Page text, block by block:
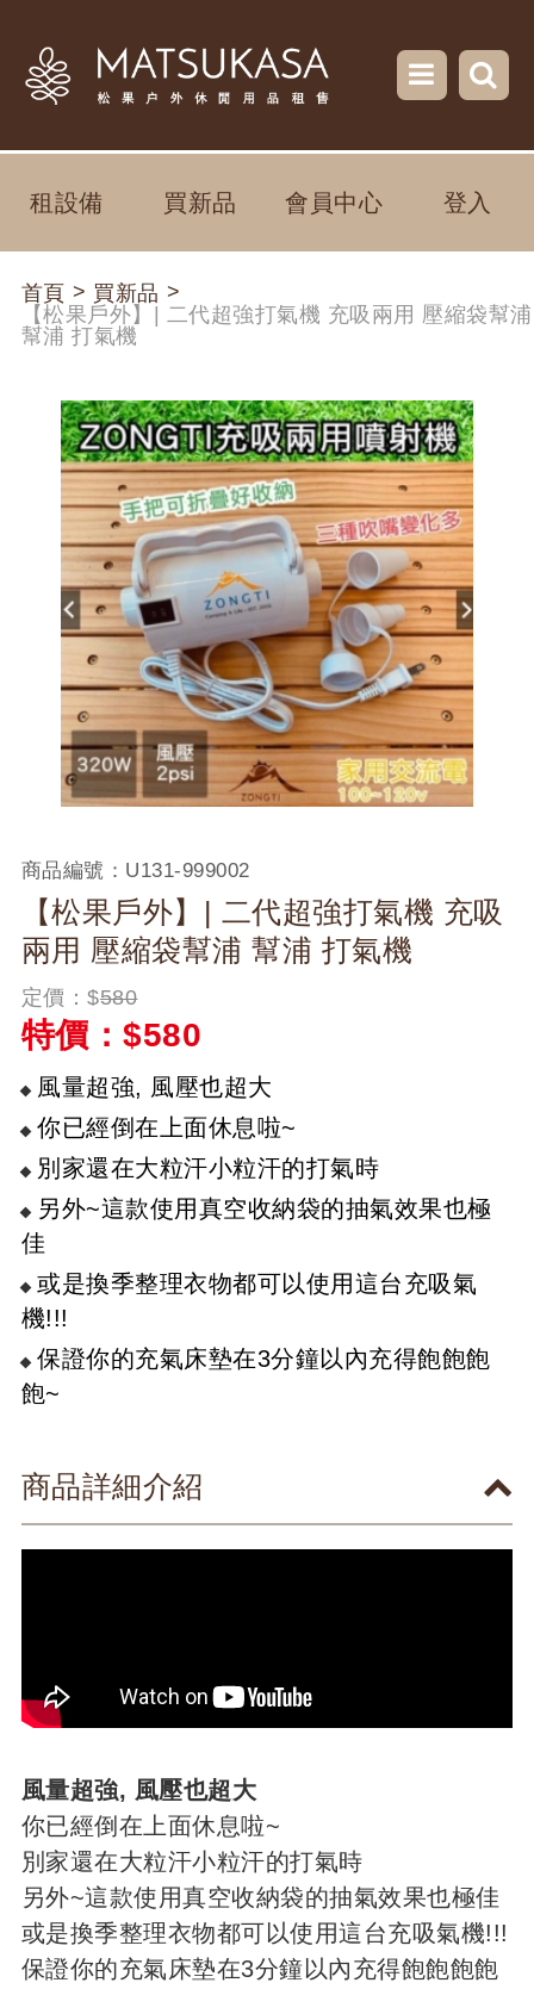
租設備 買新品 會員中心 登入
首頁 > 買新品 >
【松果戶外】| 二代超強打氣機 充吸兩用 壓縮袋幫浦
幫浦 打氣機
商品編號： U131-999002
【松果戶外】| 二代超強打氣機 充吸
兩用 壓縮袋幫浦 幫浦 打氣機
定價：$580
特價：$580
風量超強, 風壓也超大
你已經倒在上面休息啦~
別家還在大粒汗小粒汗的打氣時
另外~這款使用真空收納袋的抽氣效果也極
佳
或是換季整理衣物都可以使用這台充吸氣
機!!!
保證你的充氣床墊在3分鐘以內充得飽飽飽
飽~
商品詳細介紹
風量超強, 風壓也超大
你已經倒在上面休息啦~
別家還在大粒汗小粒汗的打氣時
另外~這款使用真空收納袋的抽氣效果也極佳
或是換季整理衣物都可以使用這台充吸氣機!!!
保證你的充氣床墊在3分鐘以內充得飽飽飽飽